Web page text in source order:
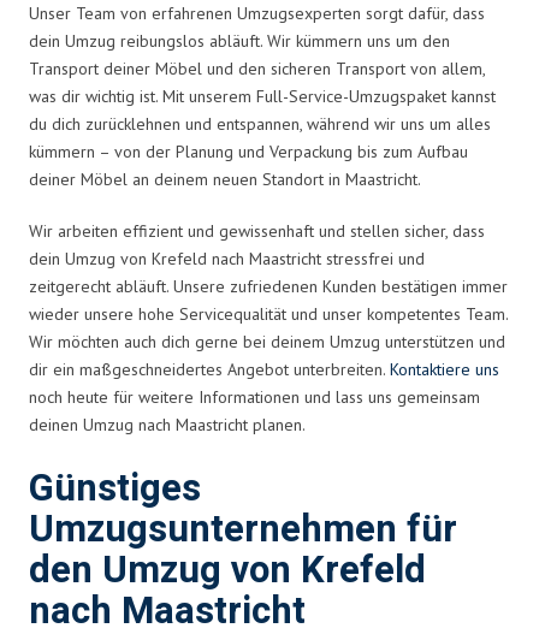
Unser Team von erfahrenen Umzugsexperten sorgt dafür, dass
dein Umzug reibungslos abläuft. Wir kümmern uns um den
Transport deiner Möbel und den sicheren Transport von allem,
was dir wichtig ist. Mit unserem Full-Service-Umzugspaket kannst
du dich zurücklehnen und entspannen, während wir uns um alles
kümmern – von der Planung und Verpackung bis zum Aufbau
deiner Möbel an deinem neuen Standort in Maastricht.
Wir arbeiten effizient und gewissenhaft und stellen sicher, dass
dein Umzug von Krefeld nach Maastricht stressfrei und
zeitgerecht abläuft. Unsere zufriedenen Kunden bestätigen immer
wieder unsere hohe Servicequalität und unser kompetentes Team.
Wir möchten auch dich gerne bei deinem Umzug unterstützen und
dir ein maßgeschneidertes Angebot unterbreiten. Kontaktiere uns
noch heute für weitere Informationen und lass uns gemeinsam
deinen Umzug nach Maastricht planen.
Günstiges
Umzugsunternehmen für
den Umzug von Krefeld
nach Maastricht